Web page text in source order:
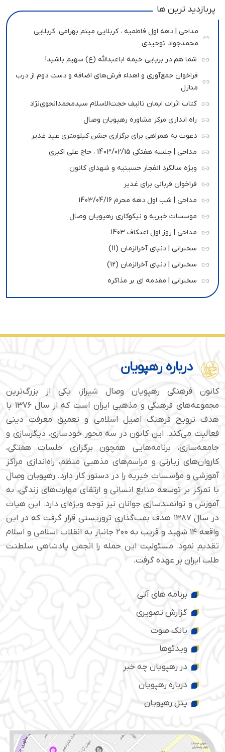
پربازدید ترین ها
مداحی | دهه اول فاطمیه ، کربلایی میثم بهرامی، کربلایی
محمدجواد توحیدی
شما هم در برپایی خیمه اباعبدالله (ع) سهیم باشید!
فراخوان جمع‌آوری و اهداء فرش‌های اضافه و دست دوم از درب
منازل
کتاب اثرات ایمان تالیف حجت‌الاسلام سیدمحمدانجوی‌نژاد
راه اندازی مرکز مشاوره رهپویان وصال
دعوت به همراهی برای برگزاری جشن کیلومتری عید غدیر
مداحی | جلسه هفتگی 1403/02/15 ، حاج علی اکبری
ویژه سالگرد انفجار حسینیه و شهدای کانون
فراخوان قربانی برای غدیر
مداحی | شب اول دهه محرم 1403/04/16
موسسات خیریه و نیکوکاری رهپویان وصال
مداحی | روز اول اعتکاف 1403
سخنرانی | دنیای آخرالزمان (11)
سخنرانی | دنیای آخرالزمان (12)
سخنرانی | مقدمه ای بر مذاکره
درباره رهپویان
کانون فرهنگی رهپویان وصال شیراز، یکی از بزرگ‌ترین
مجموعه‌های فرهنگی و مذهبی ایران است که از سال ۱۳۷۶ با
هدف ترویج فرهنگ اصیل اسلامی و تعمیق معرفت دینی
فعالیت می‌کند. این کانون در سه محور خودسازی، دیگرسازی و
جامعه‌سازی، برنامه‌هایی همچون برگزاری جلسات هفتگی،
کاروان‌های زیارتی و مراسم‌های مذهبی منظم، راه‌اندازی مراکز
آموزشی و مؤسسات خیریه را در دستور کار دارد. رهپویان وصال
با تمرکز بر توسعه منابع انسانی و ارتقای مهارت‌های زندگی، به
آموزش و توانمندسازی جوانان نیز توجه ویژه‌ای دارد. این هیات
در سال ۱۳۸۷ هدف بمب‌گذاری تروریستی قرار گرفت که در این
واقعه ۱۴ شهید و قریب به ۲۰۰ جانباز به انقلاب اسلامی و اسلام
تقدیم نمود. مسئولیت این حمله را انجمن پادشاهی سلطنت
طلب ایران بر عهده گرفت.
برنامه های آتی
گزارش تصویری
بانک صوت
ویدئوها
در رهپویان چه خبر
درباره رهپویان
پنل رهپویان